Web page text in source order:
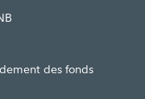
des fonds